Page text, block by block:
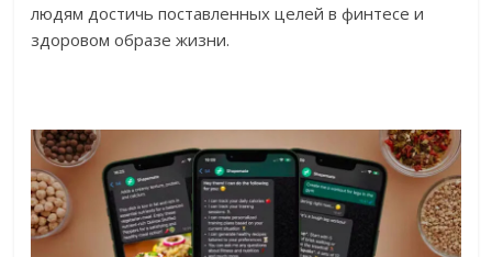
людям достичь поставленных целей в финтесе и
здоровом образе жизни.